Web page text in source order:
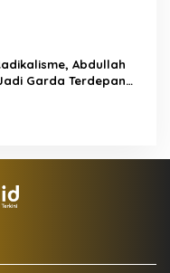
Abdullah
Garda Terdepan